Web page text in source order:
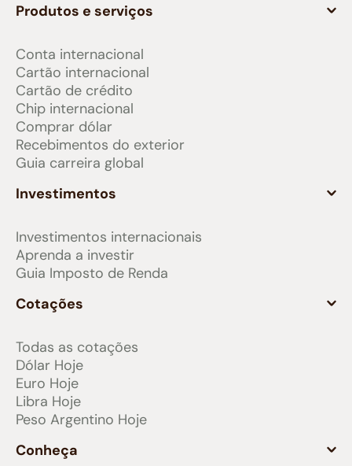
Produtos e serviços
Conta internacional
Cartão internacional
Cartão de crédito
Chip internacional
Comprar dólar
Recebimentos do exterior
Guia carreira global
Investimentos
Investimentos internacionais
Aprenda a investir
Guia Imposto de Renda
Cotações
Todas as cotações
Dólar Hoje
Euro Hoje
Libra Hoje
Peso Argentino Hoje
Conheça